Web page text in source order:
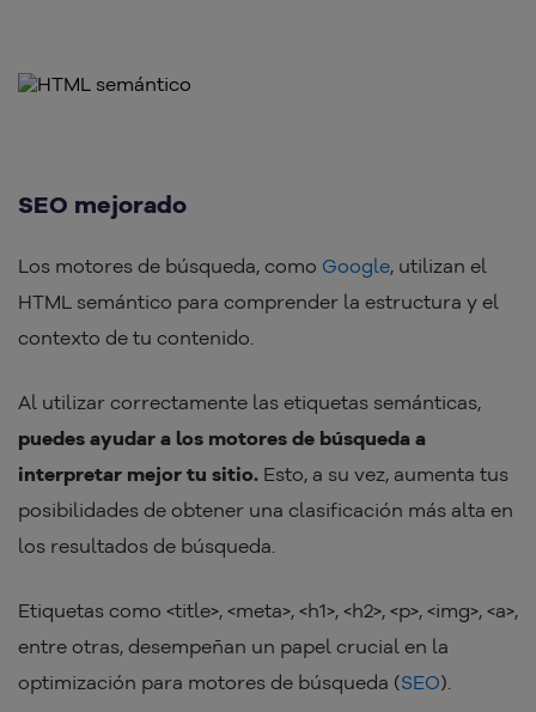
SEO mejorado
Los motores de búsqueda, como Google, utilizan el
HTML semántico para comprender la estructura y el
contexto de tu contenido.
Al utilizar correctamente las etiquetas semánticas,
puedes ayudar a los motores de búsqueda a
interpretar mejor tu sitio. Esto, a su vez, aumenta tus
posibilidades de obtener una clasificación más alta en
los resultados de búsqueda.
Etiquetas como <title>, <meta>, <h1>, <h2>, <p>, <img>, <a>,
entre otras, desempeñan un papel crucial en la
optimización para motores de búsqueda (SEO).